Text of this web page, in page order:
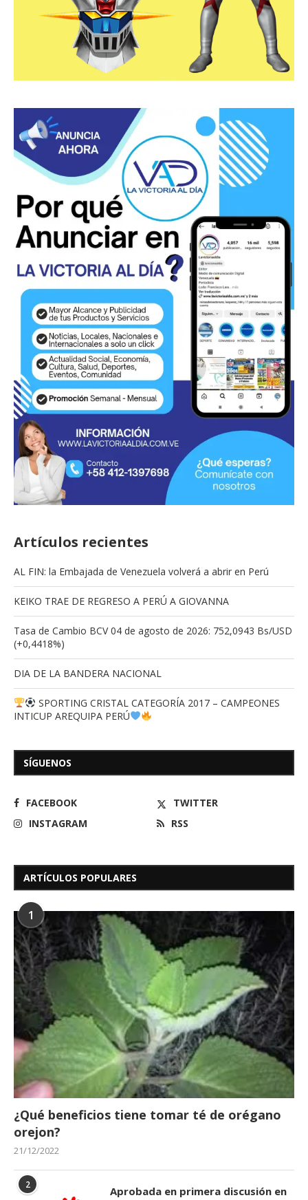
Artículos recientes
AL FIN: la Embajada de Venezuela volverá a abrir en Perú
KEIKO TRAE DE REGRESO A PERÚ A GIOVANNA
Tasa de Cambio BCV 04 de agosto de 2026: 752,0943 Bs/USD
(+0,4418%)
DIA DE LA BANDERA NACIONAL
SPORTING CRISTAL CATEGORÍA 2017 – CAMPEONES
INTICUP AREQUIPA PERÚ
SÍGUENOS
FACEBOOK
TWITTER
INSTAGRAM
RSS
ARTÍCULOS POPULARES
1
¿Qué beneficios tiene tomar té de orégano
orejon?
21/12/2022
2
Aprobada en primera discusión en